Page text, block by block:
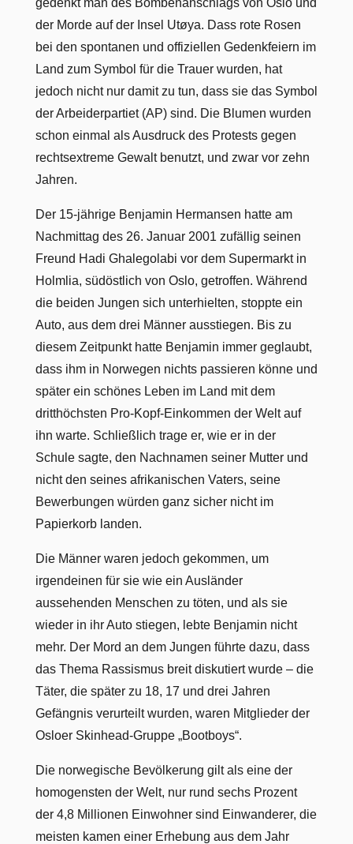
gedenkt man des Bombenanschlags von Oslo und
der Morde auf der Insel Utøya. Dass rote Rosen
bei den spontanen und offiziellen Gedenkfeiern im
Land zum Symbol für die Trauer wurden, hat
jedoch nicht nur damit zu tun, dass sie das Symbol
der Arbeiderpartiet (AP) sind. Die Blumen wurden
schon einmal als Ausdruck des Protests gegen
rechtsextreme Gewalt benutzt, und zwar vor zehn
Jahren.
Der 15-jährige Benjamin Hermansen hatte am
Nachmittag des 26. Januar 2001 zufällig seinen
Freund Hadi Ghalegolabi vor dem Supermarkt in
Holmlia, südöstlich von Oslo, getroffen. Während
die beiden Jungen sich unterhielten, stoppte ein
Auto, aus dem drei Männer ausstiegen. Bis zu
diesem Zeitpunkt hatte Benjamin immer geglaubt,
dass ihm in Norwegen nichts passieren könne und
später ein schönes Leben im Land mit dem
dritthöchsten Pro-Kopf-Einkommen der Welt auf
ihn warte. Schließlich trage er, wie er in der
Schule sagte, den Nachnamen seiner Mutter und
nicht den seines afrikanischen Vaters, seine
Bewerbungen würden ganz sicher nicht im
Papierkorb landen.
Die Männer waren jedoch gekommen, um
irgendeinen für sie wie ein Ausländer
aussehenden Menschen zu töten, und als sie
wieder in ihr Auto stiegen, lebte Benjamin nicht
mehr. Der Mord an dem Jungen führte dazu, dass
das Thema Rassismus breit diskutiert wurde – die
Täter, die später zu 18, 17 und drei Jahren
Gefängnis verurteilt wurden, waren Mitglieder der
Osloer Skinhead-Gruppe „Bootboys“.
Die norwegische Bevölkerung gilt als eine der
homogensten der Welt, nur rund sechs Prozent
der 4,8 Millionen Einwohner sind Einwanderer, die
meisten kamen einer Erhebung aus dem Jahr